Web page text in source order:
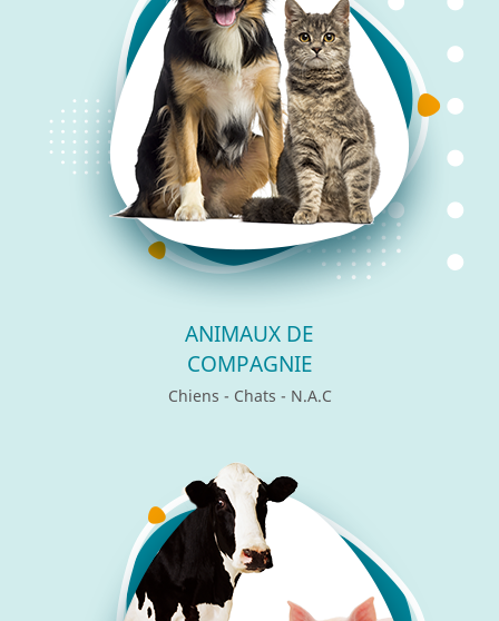
ANIMAUX DE
COMPAGNIE
Chiens - Chats - N.A.C